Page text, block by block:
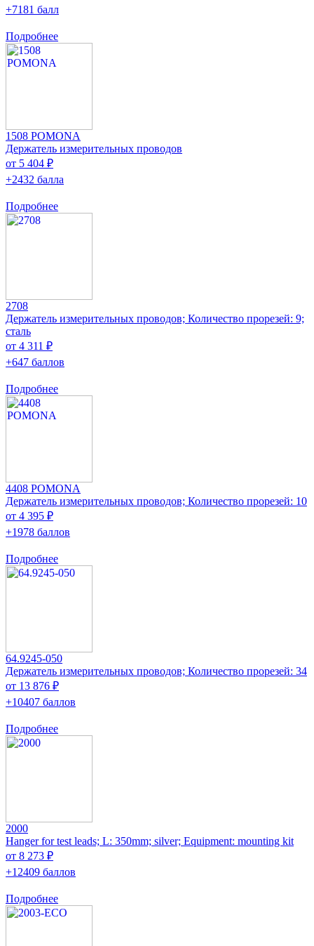
+7181 балл
Подробнее
1508 POMONA
Держатель измерительных проводов
от 5 404 ₽
+2432 балла
Подробнее
2708
Держатель измерительных проводов; Количество прорезей: 9;
сталь
от 4 311 ₽
+647 баллов
Подробнее
4408 POMONA
Держатель измерительных проводов; Количество прорезей: 10
от 4 395 ₽
+1978 баллов
Подробнее
64.9245-050
Держатель измерительных проводов; Количество прорезей: 34
от 13 876 ₽
+10407 баллов
Подробнее
2000
Hanger for test leads; L: 350mm; silver; Equipment: mounting kit
от 8 273 ₽
+12409 баллов
Подробнее